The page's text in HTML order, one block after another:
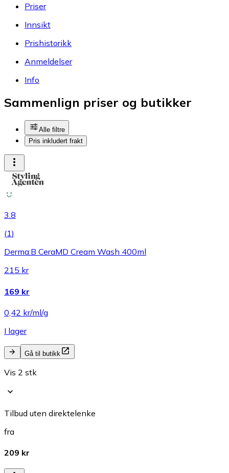
Priser
Innsikt
Prishistorikk
Anmeldelser
Info
Sammenlign priser og butikker
Alle filtre
Pris inkludert frakt
3.8
(1)
Derma:B CeraMD Cream Wash 400ml
215 kr
169 kr
0,42 kr/ml/g
I lager
Gå til butikk
Vis 2 stk
Tilbud uten direktelenke
fra
209 kr